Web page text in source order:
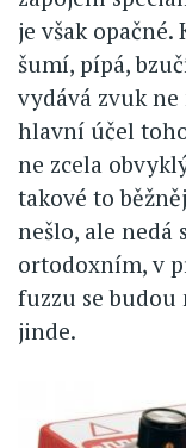
je však
šumí, pípá,
vydává zvuk
hlavní účel
ne zcela
takové to
nešlo, ale
ortodoxním, v
fuzzu se
jinde.